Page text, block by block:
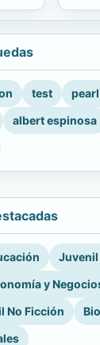
test
albert espinosa
y
No Ficción